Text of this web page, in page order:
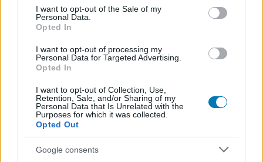
consent section.
I want to opt-out of the Sale of my
Personal Data.
Opted In
I want to opt-out of processing my
Personal Data for Targeted Advertising.
Opted In
I want to opt-out of Collection, Use,
Retention, Sale, and/or Sharing of my
Personal Data that Is Unrelated with the
Purposes for which it was collected.
Opted Out
Google consents
Az odahazudott képkockáknak csak a lusta fejlesztők
örülnek igazán
Minél több a hamis képkocka és odagondolt pixel, annál
boldogabb a fejlesztő, akinek nincs kedve optimalizálni a